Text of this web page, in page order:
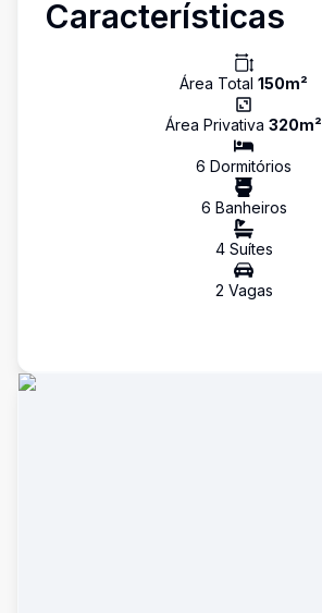
Características
Área Total 150m²
Área Privativa 320m²
6 Dormitórios
6 Banheiros
4Suítes
2 Vagas